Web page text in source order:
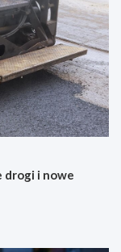
drogi i nowe